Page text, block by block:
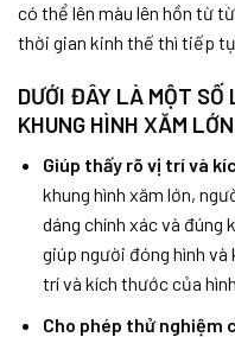
có thể lên màu lên hồn từ
thời gian kinh thế thì tiếp
DƯỚI ĐÂY LÀ MỘT SỐ
KHUNG HÌNH XĂM
Giúp thấy rõ vị trí và
khung hình xăm lớn,
dáng chính xác và đúng
giúp người đóng hình
trí và kích thước của
Cho phép thử nghiệm